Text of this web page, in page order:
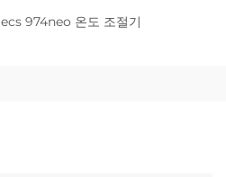
ecs 974neo 온도 조절기